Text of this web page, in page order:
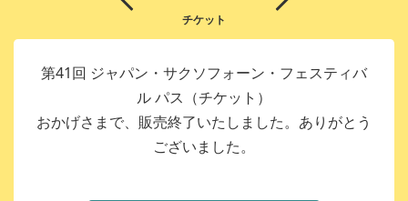
チケット
第41回 ジャパン・サクソフォーン・フェスティバ
ル パス（チケット）
おかげさまで、販売終了いたしました。ありがとう
ございました。